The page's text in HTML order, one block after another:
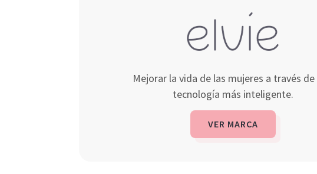
Mejorar la vida de las mujeres a través de
tecnología más inteligente.
VER MARCA